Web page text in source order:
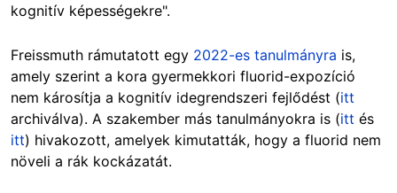
kognitív képességekre".
Freissmuth rámutatott egy 2022-es tanulmányra is,
amely szerint a kora gyermekkori fluorid-expozíció
nem károsítja a kognitív idegrendszeri fejlődést (itt
archiválva). A szakember más tanulmányokra is (itt és
itt) hivakozott, amelyek kimutatták, hogy a fluorid nem
növeli a rák kockázatát.